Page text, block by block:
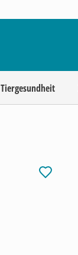
Tiergesundheit